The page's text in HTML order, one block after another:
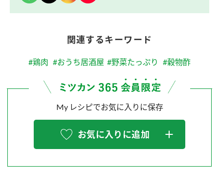
関連するキーワード
#鶏肉 #おうち居酒屋 #野菜たっぷり #穀物酢
My レシピでお気に入りに保存
お気に入りに追加